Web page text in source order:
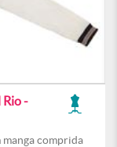
Rio -
manga comprida